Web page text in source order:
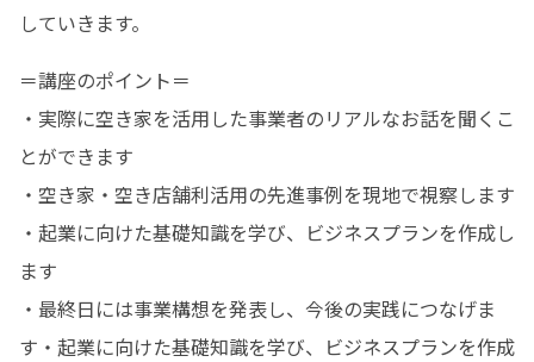
していきます。
＝講座のポイント＝
・実際に空き家を活用した事業者のリアルなお話を聞くこ
とができます
・空き家・空き店舗利活用の先進事例を現地で視察します
・起業に向けた基礎知識を学び、ビジネスプランを作成し
ます
・最終日には事業構想を発表し、今後の実践につなげま
す・起業に向けた基礎知識を学び、ビジネスプランを作成